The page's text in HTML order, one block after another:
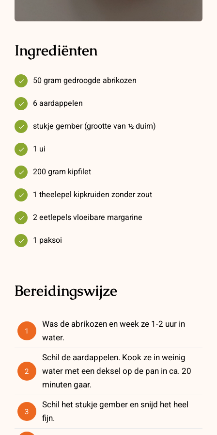
Ingrediënten
50 gram gedroogde abrikozen
6 aardappelen
stukje gember (grootte van ½ duim)
1 ui
200 gram kipfilet
1 theelepel kipkruiden zonder zout
2 eetlepels vloeibare margarine
1 paksoi
Bereidingswijze
1
Was de abrikozen en week ze 1-2 uur in
water.
2
Schil de aardappelen. Kook ze in weinig
water met een deksel op de pan in ca. 20
minuten gaar.
3
Schil het stukje gember en snijd het heel
fijn.